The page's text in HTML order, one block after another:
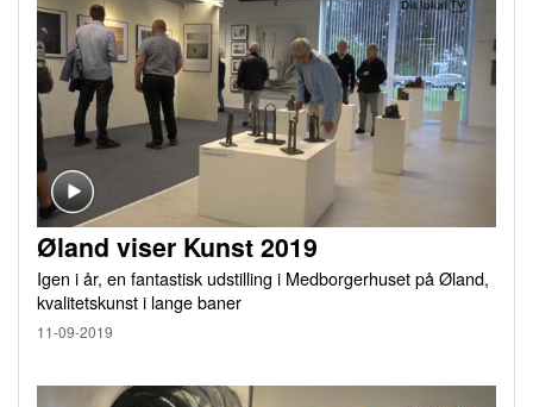
Øland viser Kunst 2019
Igen i år, en fantastisk udstilling i Medborgerhuset på Øland,
kvalitetskunst i lange baner
11-09-2019